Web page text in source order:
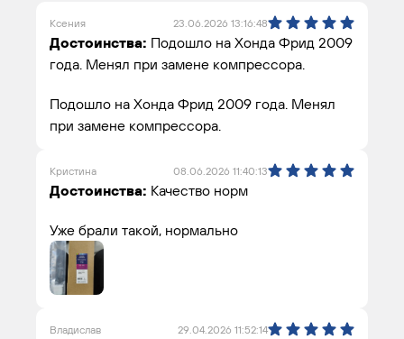
Ксения 23.06.2026 13:16:48
Достоинства: Подошло на Хонда Фрид 2009
года. Менял при замене компрессора.
Подошло на Хонда Фрид 2009 года. Менял
при замене компрессора.
Кристина 08.06.2026 11:40:13
Достоинства: Качество норм
Уже брали такой, нормально
Владислав 29.04.2026 11:52:14